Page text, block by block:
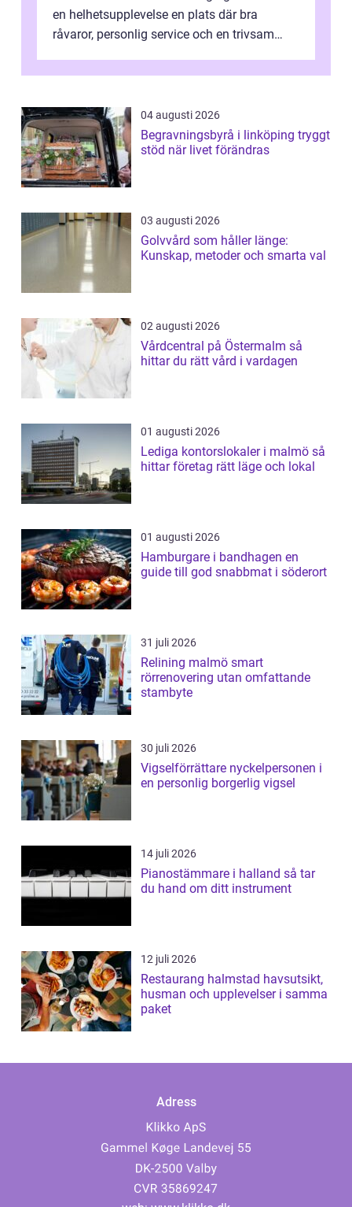
en helhetsupplevelse en plats där bra
råvaror, personlig service och en trivsam
04 augusti 2026
Begravningsbyrå i linköping tryggt
stöd när livet förändras
03 augusti 2026
Golvvård som håller länge:
Kunskap, metoder och smarta val
02 augusti 2026
Vårdcentral på Östermalm så
hittar du rätt vård i vardagen
01 augusti 2026
Lediga kontorslokaler i malmö så
hittar företag rätt läge och lokal
01 augusti 2026
Hamburgare i bandhagen en
guide till god snabbmat i söderort
31 juli 2026
Relining malmö smart
rörrenovering utan omfattande
stambyte
30 juli 2026
Vigselförrättare nyckelpersonen i
en personlig borgerlig vigsel
14 juli 2026
Pianostämmare i halland så tar
du hand om ditt instrument
12 juli 2026
Restaurang halmstad havsutsikt,
husman och upplevelser i samma
paket
Adress